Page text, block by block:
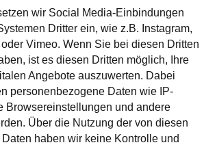
wir Social Media-Einbindungen
Dritter ein, wie z.B. Instagram,
Vimeo. Wenn Sie bei diesen Dritten
ist es diesen Dritten möglich, Ihre
Angebote auszuwerten. Dabei
personenbezogene Daten wie IP-
Browsereinstellungen und andere
Über die Nutzung der von diesen
haben wir keine Kontrolle und